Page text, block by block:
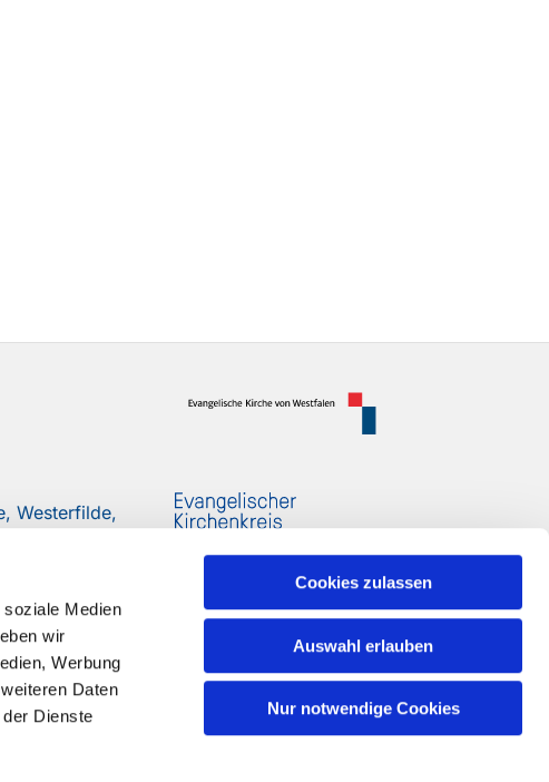
Medien
wir
Werbung
Daten
Dienste
Cookies zulassen
Auswahl erlauben
Nur notwendige Cookies
Westerfilde,